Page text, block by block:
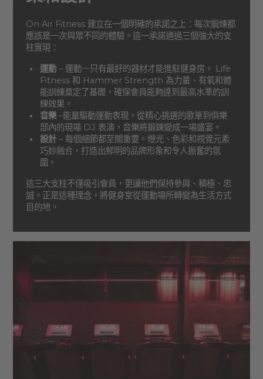
On Air Fitness 建立在一個明確的承諾之上：每次鍛煉都
應該是一次與眾不同的體驗。這一承諾通過三個強大的支
柱實現：
運動– 運動－只有最好的器材才能進駐健身房。 Life
Fitness 和 Hammer Strength 為力量、有氧和體
能訓練奠定了基礎，確保會員能夠達到最高水準的訓
練效果。
音樂–能量驅動運動表現。從精心挑選的歌單到俱樂
部內的現場 DJ 表演，音樂將鍛鍊變成一場盛宴。
設計– 每個細節都至關重要。燈光、色彩和視覺元素
巧妙融合，打造出鮮明的品牌形象和令人振奮的氛
圍。
這三大支柱不僅吸引會員，更讓他們保持參與、積極、忠
誠。正是這種理念，將健身室從運動場所轉變為生活方式
目的地。